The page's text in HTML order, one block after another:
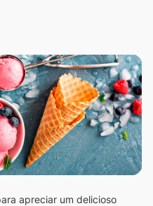
apreciar um delicioso